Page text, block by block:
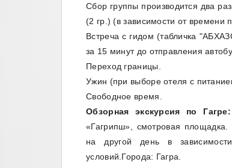
Сбор группы производится два
(2 гр.) (в зависимости от времени
Встреча с гидом (табличка
за 15 минут до отправления
Переход границы.
Ужин (при выборе отеля с
Свободное время.
Обзорная экскурсия по Гагре:
«Гагрипш», смотровая
на другой день в
условий.Города: Гагра.